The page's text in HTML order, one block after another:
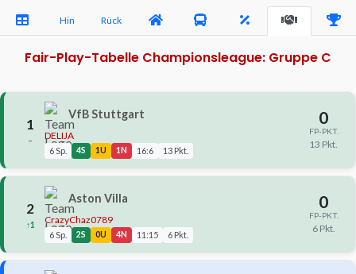
Hin Rück
Fair-Play-Tabelle Championsleague: Gruppe C
1
–
VfB Stuttgart
DELIJA
6 Sp. 4S 1U 1N 16:6 13 Pkt.
0
FP-PKT.
13 Pkt.
2
↑1
Aston Villa
CrazyChaz0789
6 Sp. 2S 0U 4N 11:15 6 Pkt.
0
FP-PKT.
6 Pkt.